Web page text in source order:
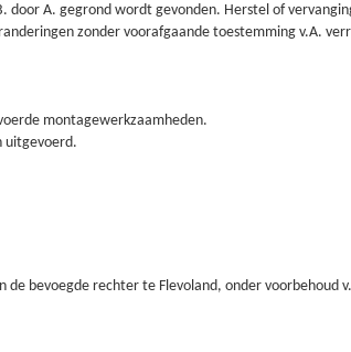
door A. gegrond wordt gevonden. Herstel of
zonder voorafgaande toestemming v.A.
montagewerkzaamheden.
uitgevoerd.
bevoegde rechter te Flevoland, onder voorbehoud